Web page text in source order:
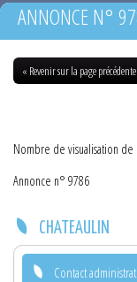
ANNONCE N°
« Revenir sur la page précédente
Nombre de visualisation
Annonce n° 9786
CHATEAULIN
Contact